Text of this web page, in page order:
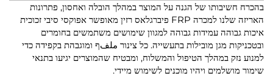
בהכרח חשיבותו של הגנה על המוצר במהלך הובלה ואחסון, פתרונות
האריזה שלנו למכרה FRP פיברגלאס רזין מאופשר אפוקסי סיבי זכוכית
איכות גבוהה עמידות גבוהה למגוון שימושים משתמשים בחומרים
ובטכניקות מגן מובילות בתעשייה. כל צינור ملفף ומוגבהת בקפידה כדי
למנוע נזק במהלך הטיפול והמשלוח, ומבטיח שהמוצרים יגיעו בתנאי
שימור מושלמים ויהיו מוכנים לשימוש מיידי.